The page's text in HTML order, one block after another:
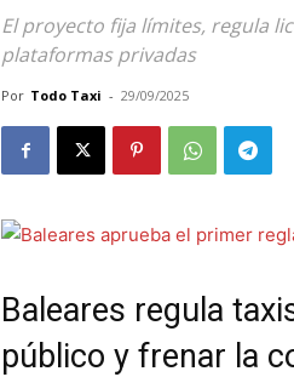
El proyecto fija límites, regula
plataformas privadas
Por Todo Taxi - 29/09/2025
Baleares regula
público y frenar la